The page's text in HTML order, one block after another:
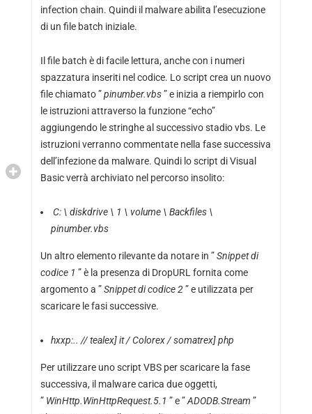
infection chain. Quindi il malware abilita l’esecuzione
di un file batch iniziale.
Il file batch è di facile lettura, anche con i numeri
spazzatura inseriti nel codice. Lo script crea un nuovo
file chiamato ”pinumber.vbs” e inizia a riempirlo con
le istruzioni attraverso la funzione “echo”
aggiungendo le stringhe al successivo stadio vbs. Le
istruzioni verranno commentate nella fase successiva
dell’infezione da malware. Quindi lo script di Visual
Basic verrà archiviato nel percorso insolito:
C: \ diskdrive \ 1 \ volume \ Backfiles \
pinumber.vbs
Un altro elemento rilevante da notare in ”Snippet di
codice 1 ” è la presenza di DropURL fornita come
argomento a ”Snippet dicodice 2” e utilizzata per
scaricare le fasi successive.
hxxp:.. // tealex] it / Colorex / somatrex] php
Per utilizzare uno script VBS per scaricare la fase
successiva, il malware carica due oggetti,
” WinHttp.WinHttpRequest.5.1 ” e ”ADODB.Stream ”